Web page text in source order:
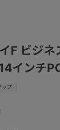
ップ
F ビジ
インチ